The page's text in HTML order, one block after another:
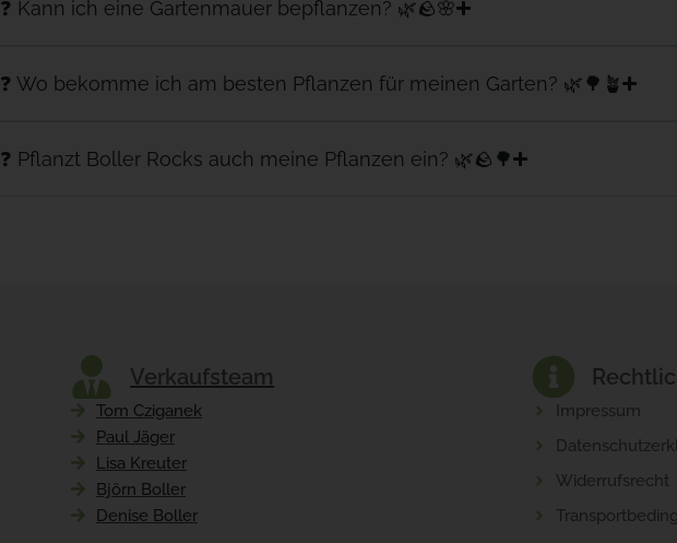
❓ Kann ich eine Gartenmauer bepflanzen? 🌿🪨🌸
❓ Wo bekomme ich am besten Pflanzen für meinen Garten? 🌿🌳🪴
❓ Pflanzt Boller Rocks auch meine Pflanzen ein? 🌿🪨🌳
Verkaufsteam
Tom Cziganek
Paul Jäger
Lisa Kreuter
Björn Boller
Denise Boller
Impressum
Widerrufsrecht